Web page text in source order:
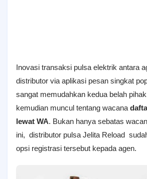
Inovasi transaksi pulsa elektrik antara
distributor via aplikasi pesan singkat
sangat memudahkan kedua belah
kemudian muncul tentang wacana
lewat WA. Bukan hanya sebatas
ini, distributor pulsa Jelita Reload
opsi registrasi tersebut kepada agen.